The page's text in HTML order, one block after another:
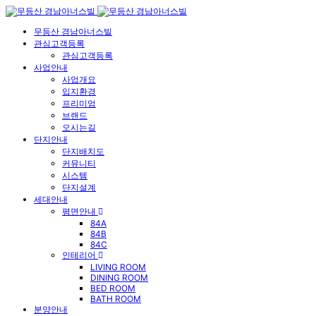
무등산 경남아너스빌
관심고객등록
관심고객등록
사업안내
사업개요
입지환경
프리미엄
브랜드
오시는길
단지안내
단지배치도
커뮤니티
시스템
단지설계
세대안내
평면안내
84A
84B
84C
인테리어
LIVING ROOM
DINING ROOM
BED ROOM
BATH ROOM
분양안내